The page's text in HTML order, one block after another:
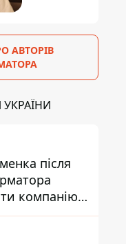
АВТОРІВ
після
компанію-